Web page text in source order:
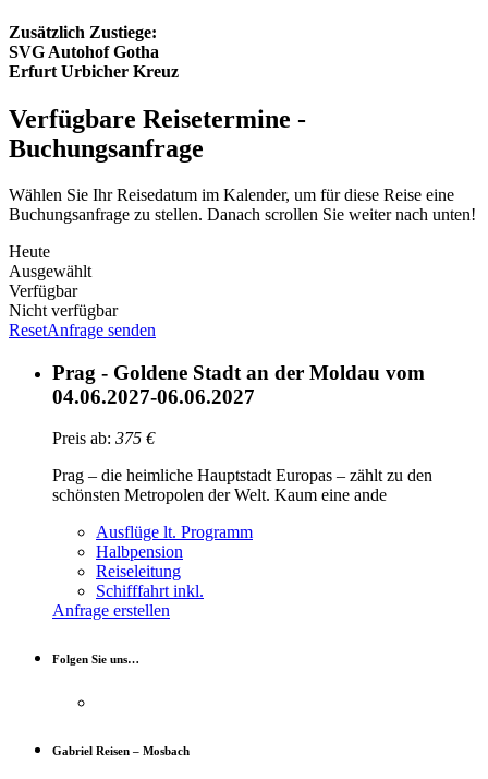
Zusätzlich Zustiege:
SVG Autohof Gotha
Erfurt Urbicher Kreuz
Verfügbare Reisetermine -
Buchungsanfrage
Wählen Sie Ihr Reisedatum im Kalender, um für diese Reise eine
Buchungsanfrage zu stellen. Danach scrollen Sie weiter nach unten!
Heute
Ausgewählt
Verfügbar
Nicht verfügbar
ResetAnfrage senden
Prag - Goldene Stadt an der Moldau vom
04.06.2027-06.06.2027
Preis ab: 375 €
Prag – die heimliche Hauptstadt Europas – zählt zu den
schönsten Metropolen der Welt. Kaum eine ande
Ausflüge lt. Programm
Halbpension
Reiseleitung
Schifffahrt inkl.
Anfrage erstellen
Folgen Sie uns…
Gabriel Reisen – Mosbach